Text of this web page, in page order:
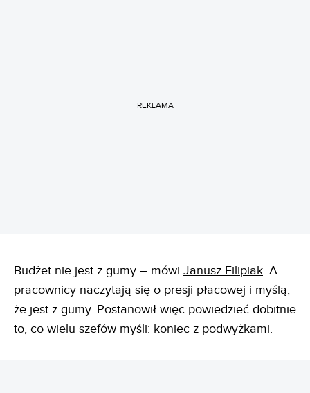
REKLAMA
Budżet nie jest z gumy – mówi Janusz Filipiak. A
pracownicy naczytają się o presji płacowej i myślą,
że jest z gumy. Postanowił więc powiedzieć dobitnie
to, co wielu szefów myśli: koniec z podwyżkami.